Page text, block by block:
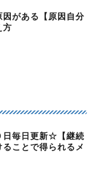
因がある【原因自分
方
毎日更新☆【継続
ことで得られるメ